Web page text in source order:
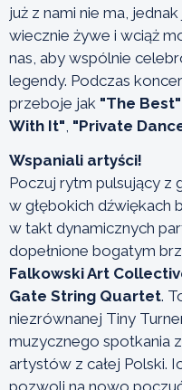
już z nami nie ma,
wiecznie żywe i wciąż
nas, aby wspólnie
legendy. Podczas
przeboje jak "The Best"
With It" "Private
Wspaniali artyści!
Poczuj rytm pulsujący z
w głębokich dźwiękach
w takt dynamicznych
dopełnione bogatym
Falkowski Art
Gate String Quartet.
niezrównanej Tiny
muzycznego spotkania
artystów z całej Polski.
pozwoli na nowo